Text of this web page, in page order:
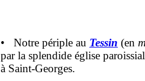
• Notre périple au Tessin (en
par la splendide église
à Saint-Georges.